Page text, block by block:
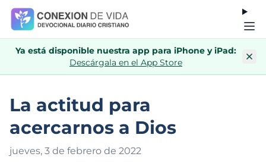
Ya está disponible nuestra app para iPhone y iPad:
Descárgala en el App Store
La actitud para
acercarnos a Dios
jueves, 3 de febrero de 2022